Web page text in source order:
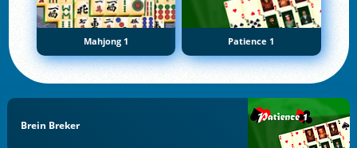
Mahjong 1 Patience 1
Brein Breker